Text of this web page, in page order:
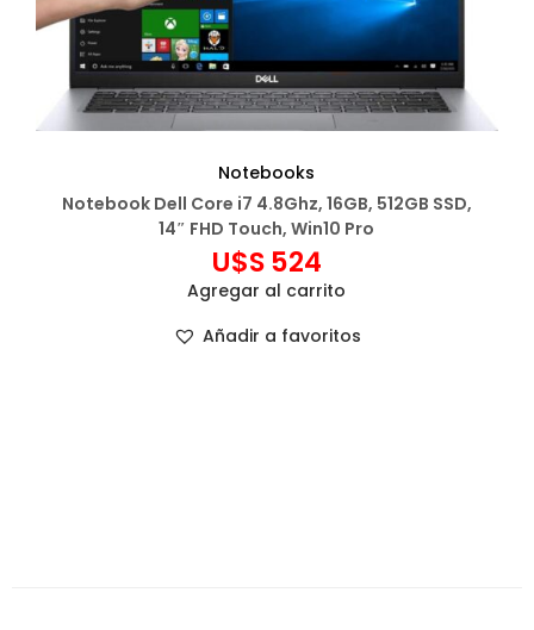
Notebooks
Notebook Dell Core i7 4.8Ghz, 16GB, 512GB SSD,
14″ FHD Touch, Win10 Pro
U$S524
Agregar al carrito
Añadir a favoritos